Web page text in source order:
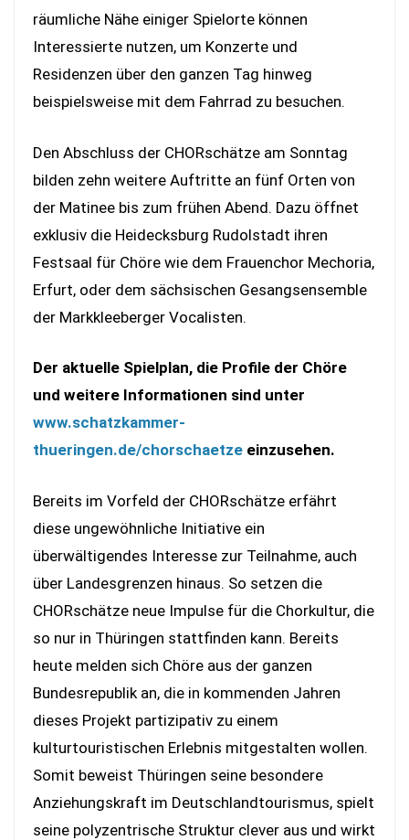
räumliche Nähe einiger Spielorte können
Interessierte nutzen, um Konzerte und
Residenzen über den ganzen Tag hinweg
beispielsweise mit dem Fahrrad zu besuchen.
Den Abschluss der CHORschätze am Sonntag
bilden zehn weitere Auftritte an fünf Orten von
der Matinee bis zum frühen Abend. Dazu öffnet
exklusiv die Heidecksburg Rudolstadt ihren
Festsaal für Chöre wie dem Frauenchor Mechoria,
Erfurt, oder dem sächsischen Gesangsensemble
der Markkleeberger Vocalisten.
Der aktuelle Spielplan, die Profile der Chöre
und weitere Informationen sind unter
www.schatzkammer-
thueringen.de/chorschaetze einzusehen.
Bereits im Vorfeld der CHORschätze erfährt
diese ungewöhnliche Initiative ein
überwältigendes Interesse zur Teilnahme, auch
über Landesgrenzen hinaus. So setzen die
CHORschätze neue Impulse für die Chorkultur, die
so nur in Thüringen stattfinden kann. Bereits
heute melden sich Chöre aus der ganzen
Bundesrepublik an, die in kommenden Jahren
dieses Projekt partizipativ zu einem
kulturtouristischen Erlebnis mitgestalten wollen.
Somit beweist Thüringen seine besondere
Anziehungskraft im Deutschlandtourismus, spielt
seine polyzentrische Struktur clever aus und wirkt